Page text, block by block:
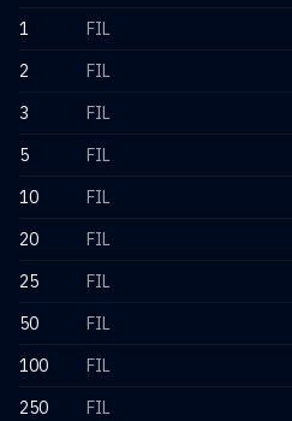
1
FIL
2
FIL
3
FIL
5
FIL
10
FIL
20
FIL
25
FIL
50
FIL
100
FIL
250
FIL